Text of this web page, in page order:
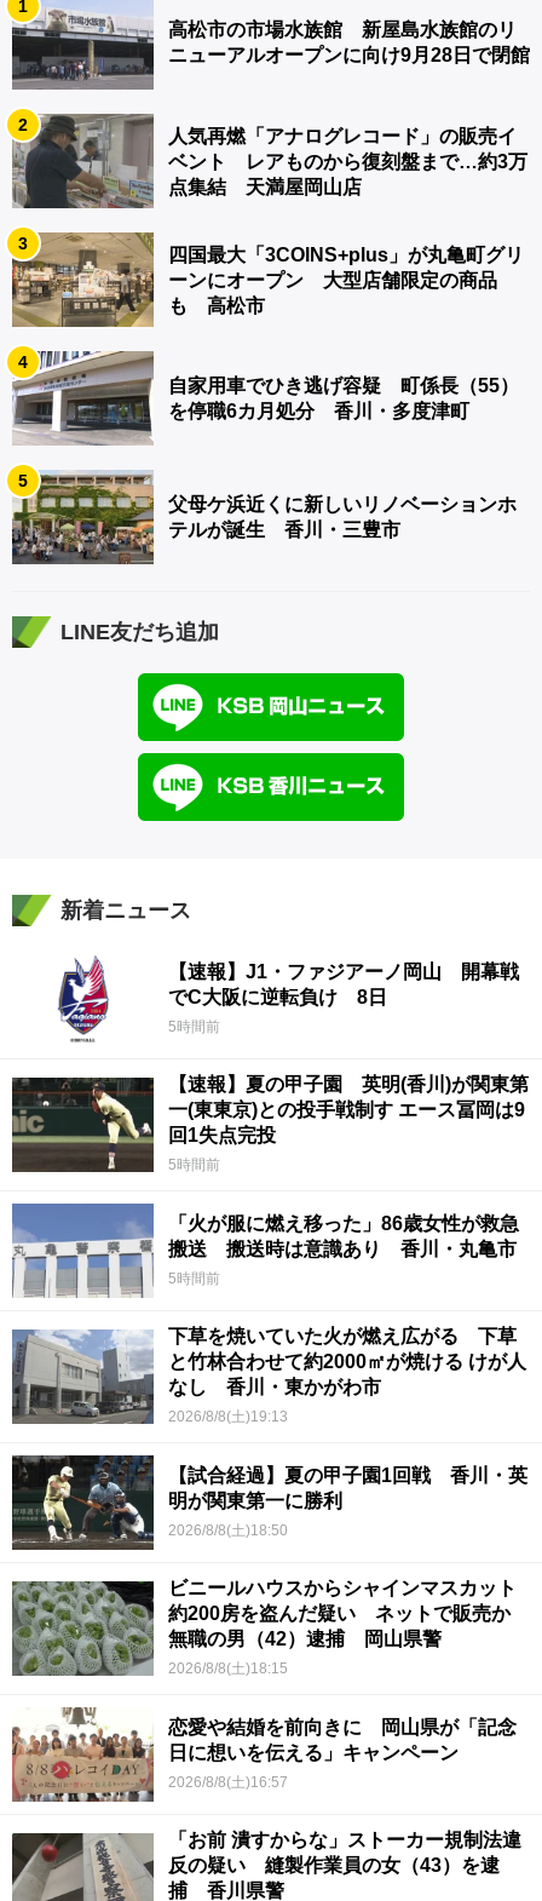
1
高松市の市場水族館 新屋島水族館のリ
ニューアルオープンに向け9月28日で閉館
2
人気再燃「アナログレコード」の販売イ
ベント レアものから復刻盤まで…約3万
点集結 天満屋岡山店
3
四国最大「3COINS+plus」が丸亀町グリ
ーンにオープン 大型店舗限定の商品
も 高松市
4
自家用車でひき逃げ容疑 町係長（55）
を停職6カ月処分 香川・多度津町
5
父母ケ浜近くに新しいリノベーションホ
テルが誕生 香川・三豊市
LINE友だち追加
新着ニュース
【速報】J1・ファジアーノ岡山 開幕戦
でC大阪に逆転負け 8日
5時間前
【速報】夏の甲子園 英明(香川)が関東第
一(東東京)との投手戦制す エース冨岡は9
回1失点完投
5時間前
「火が服に燃え移った」86歳女性が救急
搬送 搬送時は意識あり 香川・丸亀市
5時間前
下草を焼いていた火が燃え広がる 下草
と竹林合わせて約2000㎡が焼ける けが人
なし 香川・東かがわ市
2026/8/8(土)19:13
【試合経過】夏の甲子園1回戦 香川・英
明が関東第一に勝利
2026/8/8(土)18:50
ビニールハウスからシャインマスカット
約200房を盗んだ疑い ネットで販売か
無職の男（42）逮捕 岡山県警
2026/8/8(土)18:15
恋愛や結婚を前向きに 岡山県が「記念
日に想いを伝える」キャンペーン
2026/8/8(土)16:57
「お前 潰すからな」ストーカー規制法違
反の疑い 縫製作業員の女（43）を逮
捕 香川県警